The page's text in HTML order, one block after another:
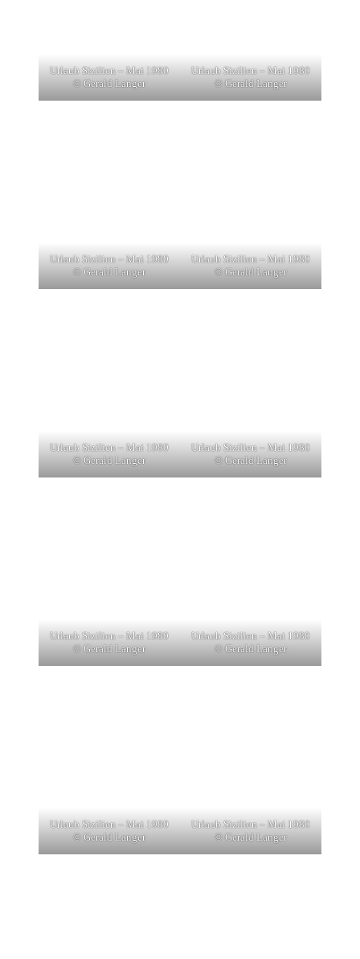
Urlaub Sizilien – Mai 1980
© Gerald Langer
Urlaub Sizilien – Mai 1980
© Gerald Langer
Urlaub Sizilien – Mai 1980
© Gerald Langer
Urlaub Sizilien – Mai 1980
© Gerald Langer
Urlaub Sizilien – Mai 1980
© Gerald Langer
Urlaub Sizilien – Mai 1980
© Gerald Langer
Urlaub Sizilien – Mai 1980
© Gerald Langer
Urlaub Sizilien – Mai 1980
© Gerald Langer
Urlaub Sizilien – Mai 1980
© Gerald Langer
Urlaub Sizilien – Mai 1980
© Gerald Langer